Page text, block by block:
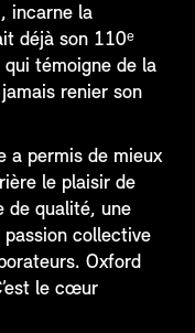
incarne la
déjà son 110ᵉ
témoigne de la
renier son
a permis de mieux
le plaisir de
de qualité, une
collective
Oxford
le cœur